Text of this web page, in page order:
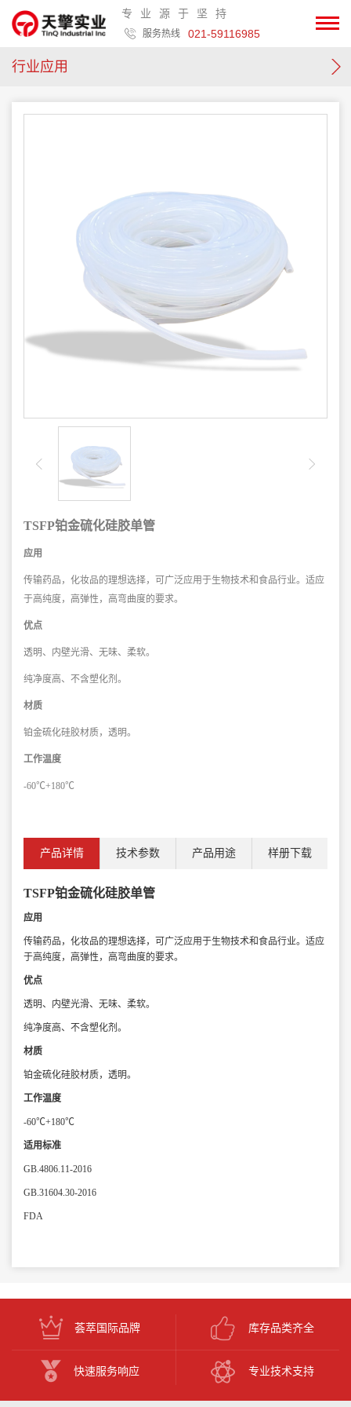
专业源于坚持
服务热线 021-59116985
行业应用
TSFP铂金硫化硅胶单管
应用
传输药品，化妆品的理想选择，可广泛应用于生物技术和食品行业。适应
于高纯度，高弹性，高弯曲度的要求。
优点
透明、内壁光滑、无味、柔软。
纯净度高、不含塑化剂。
材质
铂金硫化硅胶材质，透明。
工作温度
-60℃+180℃
产品详情 技术参数 产品用途 样册下载
TSFP铂金硫化硅胶单管
应用
传输药品，化妆品的理想选择，可广泛应用于生物技术和食品行业。适应
于高纯度，高弹性，高弯曲度的要求。
优点
透明、内壁光滑、无味、柔软。
纯净度高、不含塑化剂。
材质
铂金硫化硅胶材质，透明。
工作温度
-60℃+180℃
适用标准
GB.4806.11-2016
GB.31604.30-2016
FDA
荟萃国际品牌 库存品类齐全
快速服务响应 专业技术支持